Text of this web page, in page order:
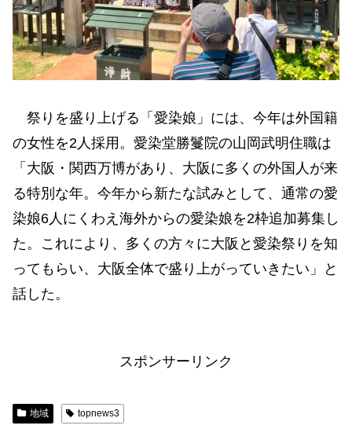
祭りを盛り上げる「愛染娘」には、今年は外国籍
の女性を2人採用。愛染堂勝鬘院の山岡武明住職は
「大阪・関西万博があり、大阪に多くの外国人が来
る特別な年。今年から新たな試みとして、通常の愛
染娘6人にくわえ海外からの愛染娘を2枠追加募集し
た。これにより、多くの方々に大阪と愛染祭りを知
ってもらい、大阪全体で盛り上がっていきたい」と
話した。
スポンサーリンク
地域 topnews3